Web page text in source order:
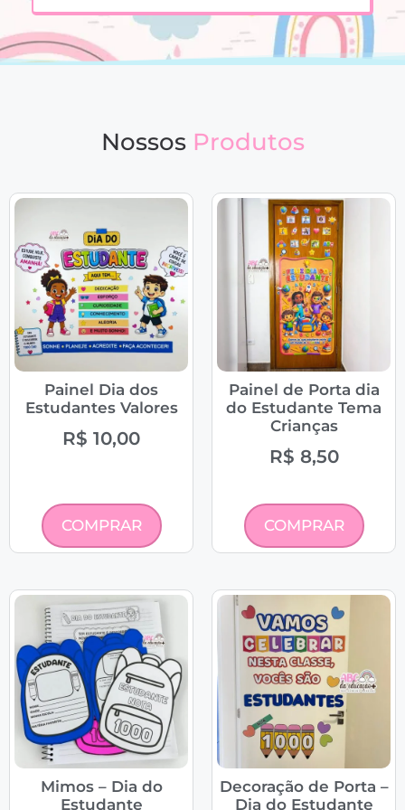
Nossos Produtos
Painel Dia dos
Estudantes Valores
R$ 10,00
COMPRAR
Painel de Porta dia
do Estudante Tema
Crianças
R$ 8,50
COMPRAR
Mimos – Dia do
Estudante
Decoração de Porta –
Dia do Estudante